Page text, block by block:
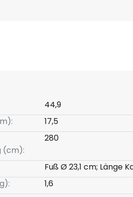
44,9
17,5
(cm):
280
Fuß Ø 23,1 cm; Länge
1,6